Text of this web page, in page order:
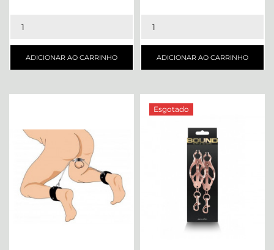
ADICIONAR AO CARRINHO ADICIONAR AO CARRINHO
Esgotado